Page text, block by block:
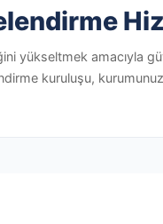
yükseltmek amacıyla
kuruluşu,